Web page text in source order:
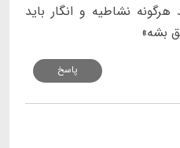
نشاطیه و انگار باید
بشه»
پاسخ